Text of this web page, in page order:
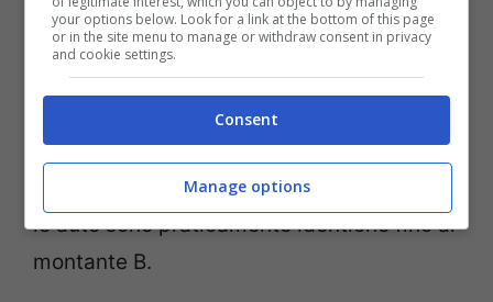
vero quando si passa da una due volumi a
una station wagon. L’imminente
derivazione a misura di famiglia è stata
avvistata proprio dietro il nuovo
portellone, e si può facilmente vedere che
le auto sono praticamente identiche fino al
montante B.
your options below. Look for a link at the bottom of this page
or in the site menu to manage or withdraw consent in privacy
and cookie settings.
Consent
Manage options